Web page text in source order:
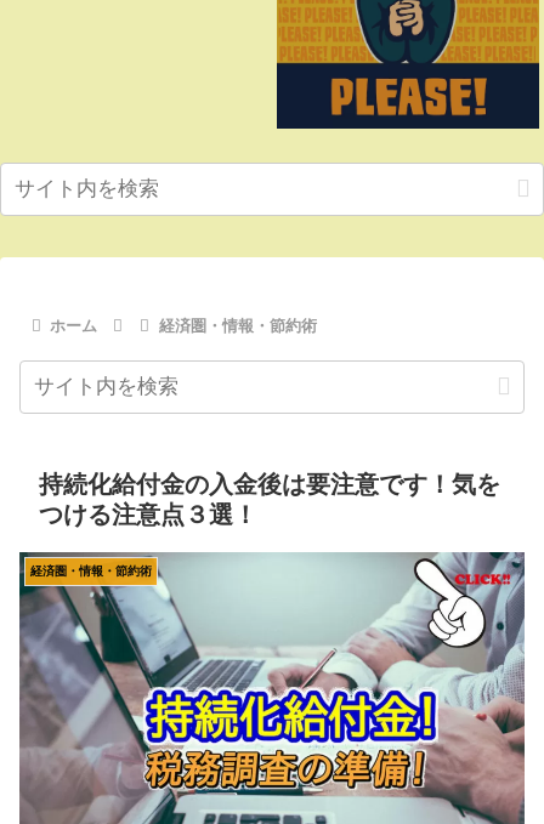
ホーム 経済圏・情報・節約術
持続化給付金の入金後は要注意です！気を
つける注意点３選！
経済圏・情報・節約術